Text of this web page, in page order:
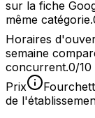
sur la fiche
même catégorie.
Horaires
semaine
concurrent.0/10
Prix
de